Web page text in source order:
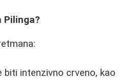
Pilinga?
biti intenzivno crveno, kao